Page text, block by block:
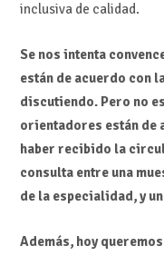
inclusiva de calidad.
Se nos intenta
están de acuerdo con
discutiendo. Pero no
orientadores están de
haber recibido la
consulta entre una
de la especialidad, y
Además, hoy